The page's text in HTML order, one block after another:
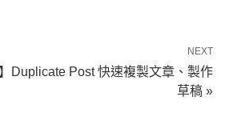
NEXT
Duplicate Post 快速複製文章、製作
草稿 »